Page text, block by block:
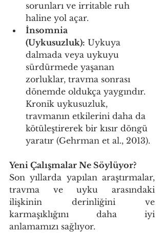
sorunları ve irritable ruh
haline yol açar.
İnsomnia
(Uykusuzluk): Uykuya
dalmada veya uykuyu
sürdürmede yaşanan
zorluklar, travma sonrası
dönemde oldukça yaygındır.
Kronik uykusuzluk,
travmanın etkilerini daha da
kötüleştirerek bir kısır döngü
yaratır (Gehrman et al., 2013).
Yeni Çalışmalar Ne Söylüyor?
Son yıllarda yapılan araştırmalar,
travma ve uyku arasındaki
ilişkinin derinliğini ve
karmaşıklığını daha iyi
anlamamızı sağlıyor.